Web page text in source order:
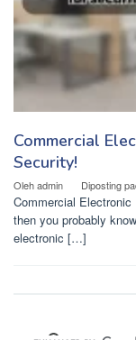
Commercial
Security!
Olehadmin Diposting
Commercial
then you probably
electronic […]